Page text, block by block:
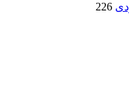
226